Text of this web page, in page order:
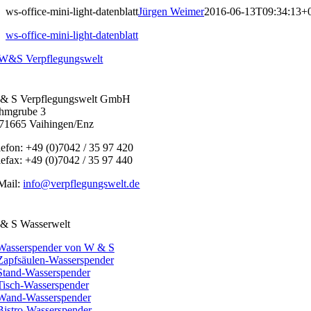
ws-office-mini-light-datenblattJürgen Weimer2016-06-
ws-office-mini-light-datenblatt
S Verpflegungswelt GmbH
3
Vaihingen/Enz
+49 (0)7042 / 35 97 420
+49 (0)7042 / 35 97 440
info@verpflegungswelt.de
S Wasserwelt
von W & S
Wasserspender
Wasserspender
Wasserspender
Wasserspender